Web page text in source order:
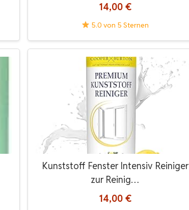
14,00 €
5.0 von 5 Sternen
Kunststoff Fenster Intensiv Reiniger
zur Reinig…
14,00 €